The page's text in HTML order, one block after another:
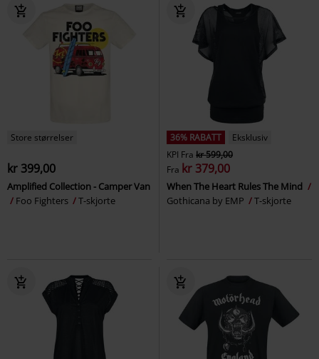
Store størrelser
kr 399,00
Amplified Collection - Camper Van
Foo Fighters
T-skjorte
36% RABATT
Eksklusiv
KPI Fra kr 599,00
Fra kr 379,00
When The Heart Rules The Mind
Gothicana by EMP
T-skjorte